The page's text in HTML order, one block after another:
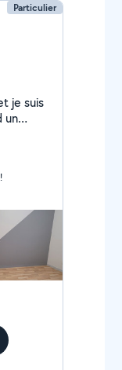
Particulier
je suis
un